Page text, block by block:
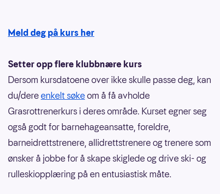
Meld deg på kurs her
Setter opp flere klubbnære kurs
Dersom kursdatoene over ikke skulle passe deg, kan
du/dereenkelt søkeom å få avholde
Grasrottrenerkurs i deres område. Kurset egner seg
også godt for barnehageansatte, foreldre,
barneidrettstrenere, allidrettstrenere og trenere som
ønsker å jobbe for å skape skiglede og drive ski- og
rulleskiopplæring på en entusiastisk måte.